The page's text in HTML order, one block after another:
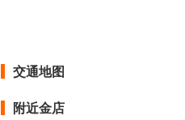
交通地图
附近金店